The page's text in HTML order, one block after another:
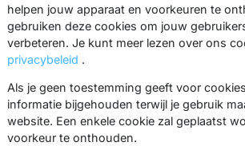
Tarieven
Marketing Suite tarieven
MailerQ tarieven
Stuur
helpen jouw apparaat en voorkeuren te
gebruiken deze cookies om jouw
verbeteren. Je kunt meer lezen over ons
privacybeleid .
Als je geen toestemming geeft voor
informatie bijgehouden terwijl je gebruik
website. Een enkele cookie zal geplaatst
voorkeur te onthouden.